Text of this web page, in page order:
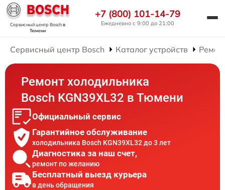
Сервисный центр Boschв
Тюмени
+7 (800) 101-14-79
Ежедневно с 9:00 до 21:00
Сервисный центр Bosch Каталог устройств
Ремонт холодильника
Bosch KGN39XL32 в Тюмени
Официальный сервис
Гарантийное обслуживание
холодильника Bosch KGN39XL32 до 3 лет
Диагностика за наш счет,
ремонт по желанию
Бесплатный выезд курьера
в день обращения